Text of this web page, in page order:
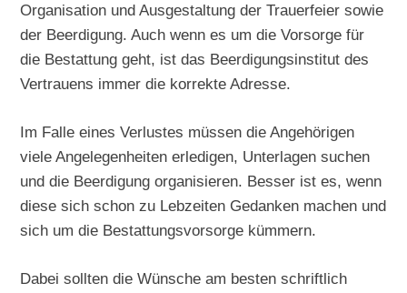
Organisation und Ausgestaltung der Trauerfeier sowie
der Beerdigung. Auch wenn es um die Vorsorge für
die Bestattung geht, ist das Beerdigungsinstitut des
Vertrauens immer die korrekte Adresse.
Im Falle eines Verlustes müssen die Angehörigen
viele Angelegenheiten erledigen, Unterlagen suchen
und die Beerdigung organisieren. Besser ist es, wenn
diese sich schon zu Lebzeiten Gedanken machen und
sich um die Bestattungsvorsorge kümmern.
Dabei sollten die Wünsche am besten schriftlich